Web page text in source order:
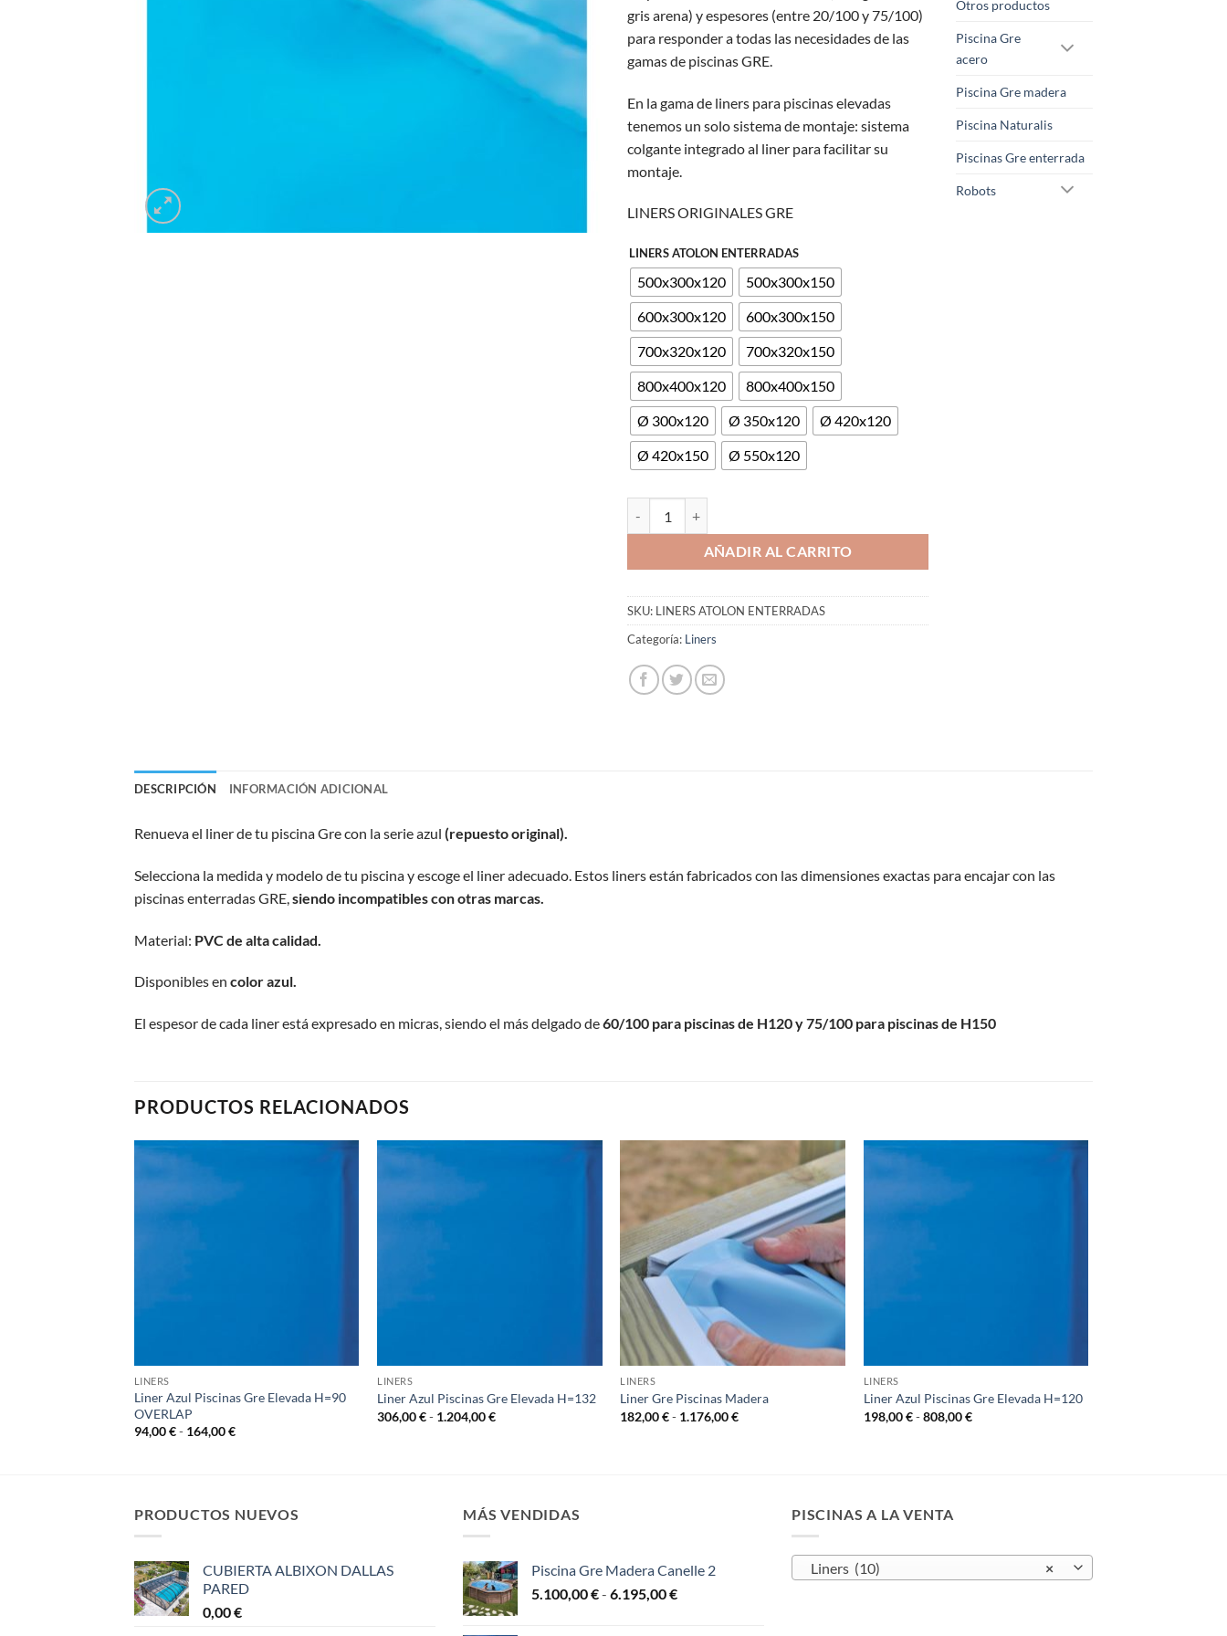
348,00 €
hasta
gris arena) y espesores (entre 20/100 y 75/100)
para responder a todas las necesidades de las
gamas de piscinas GRE.
En la gama de liners para piscinas elevadas
tenemos un solo sistema de montaje: sistema
colgante integrado al liner para facilitar su
montaje.
LINERS ORIGINALES GRE
LINERS ATOLON ENTERRADAS
500x300x120
500x300x150
600x300x120
600x300x150
700x320x120
700x320x150
800x400x120
800x400x150
Ø 300x120
Ø 350x120
Ø 420x120
Ø 420x150
Ø 550x120
AÑADIR AL CARRITO
SKU: LINERS ATOLON ENTERRADAS
Categoría: Liners
Otros productos
Piscina Gre
acero
Piscina Gre madera
Piscina Naturalis
Piscinas Gre enterrada
Robots
DESCRIPCIÓN INFORMACIÓN ADICIONAL
Renueva el liner de tu piscina Gre con la serie azul (repuesto original).
Selecciona la medida y modelo de tu piscina y escoge el liner adecuado. Estos liners están fabricados con las dimensiones exactas para encajar con las
piscinas enterradas GRE,siendo incompatibles con otras marcas.
Material: PVC de alta calidad.
Disponibles en color azul.
El espesor de cada liner está expresado en micras, siendo el más delgado de60/100 para piscinas de H120 y 75/100 para piscinas de H150
PRODUCTOS RELACIONADOS
LINERS
Liner Azul Piscinas Gre Elevada H=90
OVERLAP
94,00€- 164,00€Rango
164,00 €
LINERS
Liner Azul Piscinas Gre Elevada H=132
306,00€- 1.204,00€Rango
LINERS
Liner Gre Piscinas Madera
182,00€- 1.176,00€Rango
LINERS
Liner Azul Piscinas Gre Elevada H=120
198,00€ - 808,00€Rango
PRODUCTOS NUEVOS
CUBIERTA ALBIXON DALLAS
PARED
0,00€
MÁS VENDIDAS
Piscina Gre Madera Canelle 2
5.100,00€- 6.195,00€Rango
PISCINAS A LA VENTA
×
Liners (10)